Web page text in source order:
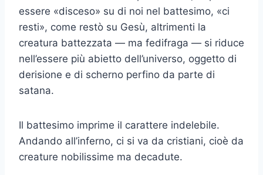
essere «disceso» su di noi nel battesimo, «ci
resti», come restò su Gesù, altrimenti la
creatura battezzata — ma fedifraga — si riduce
nell’essere più abietto dell’universo, oggetto di
derisione e di scherno perfino da parte di
satana.
Il battesimo imprime il carattere indelebile.
Andando all’inferno, ci si va da cristiani, cioè da
creature nobilissime ma decadute.